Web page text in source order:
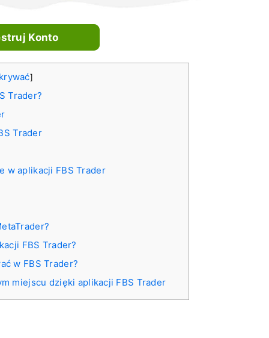
Konto
]
Trader?
Trader
w aplikacji FBS Trader
FBS Trader?
w FBS Trader?
miejscu dzięki aplikacji FBS Trader